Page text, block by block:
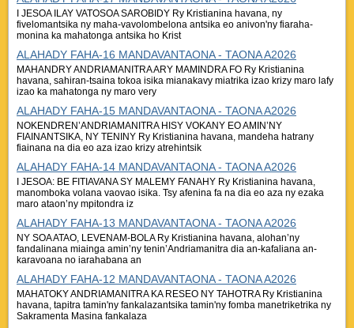
I JESOA ILAY VATOSOA SAROBIDY Ry Kristianina havana, ny
fivelomantsika ny maha-vavolombelona antsika eo anivon'ny fiaraha-
monina ka mahatonga antsika ho Krist
ALAHADY FAHA-16 MANDAVANTAONA - TAONA A2026
MAHANDRY ANDRIAMANITRA ARY MAMINDRA FO Ry Kristianina
havana, sahiran-tsaina tokoa isika mianakavy miatrika izao krizy maro lafy
izao ka mahatonga ny maro very
ALAHADY FAHA-15 MANDAVANTAONA - TAONA A2026
NOKENDREN’ANDRIAMANITRA HISY VOKANY EO AMIN’NY
FIAINANTSIKA, NY TENINY Ry Kristianina havana, mandeha hatrany
fiainana na dia eo aza izao krizy atrehintsik
ALAHADY FAHA-14 MANDAVANTAONA - TAONA A2026
I JESOA: BE FITIAVANA SY MALEMY FANAHY Ry Kristianina havana,
manomboka volana vaovao isika. Tsy afenina fa na dia eo aza ny ezaka
maro ataon’ny mpitondra iz
ALAHADY FAHA-13 MANDAVANTAONA - TAONA A2026
NY SOA ATAO, LEVENAM-BOLA Ry Kristianina havana, alohan’ny
fandalinana miainga amin’ny tenin’Andriamanitra dia an-kafaliana an-
karavoana no iarahabana an
ALAHADY FAHA-12 MANDAVANTAONA - TAONA A2026
MAHATOKY ANDRIAMANITRA KA RESEO NY TAHOTRA Ry Kristianina
havana, tapitra tamin'ny fankalazantsika tamin'ny fomba manetriketrika ny
Sakramenta Masina fankalaza